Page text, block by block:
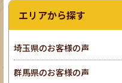
エリアから探す
埼玉県のお客様の声
群馬県のお客様の声